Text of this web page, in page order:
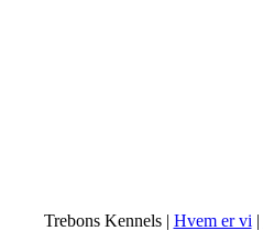
Trebons Kennels | Hvem er vi |